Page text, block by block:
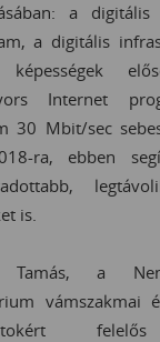
a digitális
a digitális
képességek
Internet
30 Mbit/sec
ra, ebben
is.
a
vámszakmai